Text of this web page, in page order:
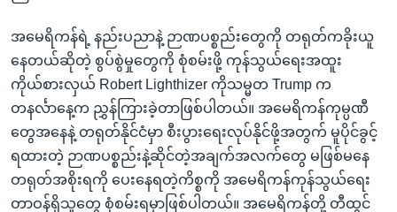
အမေရိကန်ရဲ့ နည်းပညာနဲ့ ဉာဏပစ္စည်းတွေကို တရုတ်ကခိုးယူ
နေတယ်ဆိုတဲ့ စွပ်စွဲမှုတွေကို စုံစမ်းဖို့ ကုန်သွယ်ရေးအထူး
ကိုယ်စားလှယ် Robert Lighthizer ကိုသမ္မတ Trump က
တနင်္လာနေ့က ညွှန်ကြားခဲ့တာဖြစ်ပါတယ်။ အမေရိကန်ကုမ္ပဏီ
တွေအနေနဲ့ တရုတ်နိုင်ငံမှာ စီးပွားရေးလုပ်နိုင်ဖို့အတွက် မူပိုင်ခွင့်
ရထားတဲ့ ဉာဏပစ္စည်းနဲ့ဆိုင်တဲ့အချက်အလက်တွေ မဖြစ်မနေ
တရုတ်အစိုးရကို ပေးနေရတဲ့ကိစ္စကို အမေရိကန်ကုန်သွယ်ရေး
တာဝန်ရှိသူတွေ စုံစမ်းရမှာဖြစ်ပါတယ်။ အမေရိကန်တို့ တီထွင်